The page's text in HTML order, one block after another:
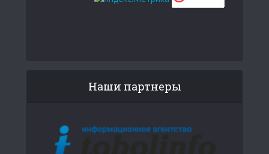
Наши партнеры